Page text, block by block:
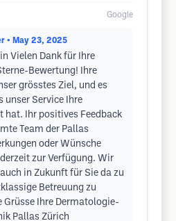
Google
• May 23, 2025
Vielen Dank für Ihre
Bewertung! Ihre
grösstes Ziel, und es
unser Service Ihre
hat. Ihr positives Feedback
Team der Pallas
oder Wünsche
zur Verfügung. Wir
in Zukunft für Sie da zu
Betreuung zu
Grüsse Ihre Dermatologie-
Pallas Zürich